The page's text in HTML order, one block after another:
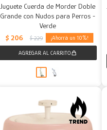
Juguete Cuerda de Morder Doble
Grande con Nudos para Perros -
Verde
$ 206 $ 229 10